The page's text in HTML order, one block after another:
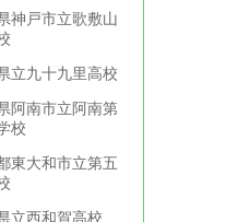
神戸市立歌敷山
立九十九里高校
阿南市立阿南第
校
東大和市立第五
立西和賀高校